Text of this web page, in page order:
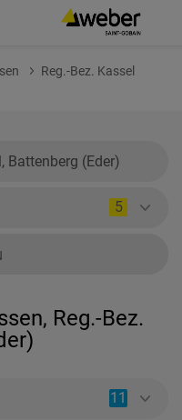
Reg.-Bez. Kassel
5
Reg.-Bez.
11